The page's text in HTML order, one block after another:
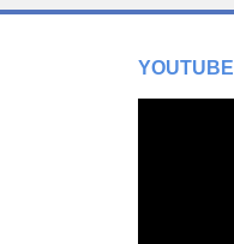
YOUTUBE